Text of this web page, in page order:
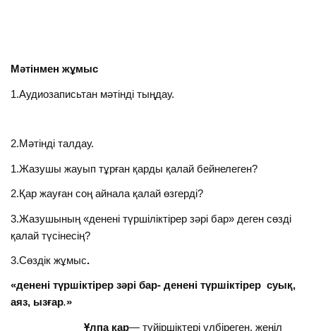
Мәтінмен жұмыс
1.Аудиозаписьтан мәтінді тыңдау.
2.Мәтінді талдау.
1.Жазушы жауып тұрған қарды қалай бейнелеген?
2.Қар жауған соң айнала қалай өзгерді?
3.Жазушының «денені түршіліктірер зәрі бар» деген сөзді
қалай түсінесің?
3.Сөздік жұмыс.
«денені түршіктірер зәрі бар- денені түршіктірер суық,
аяз, ызғар.»
Ұлпа қар— түйіршіктері үлбіреген, жеңіл